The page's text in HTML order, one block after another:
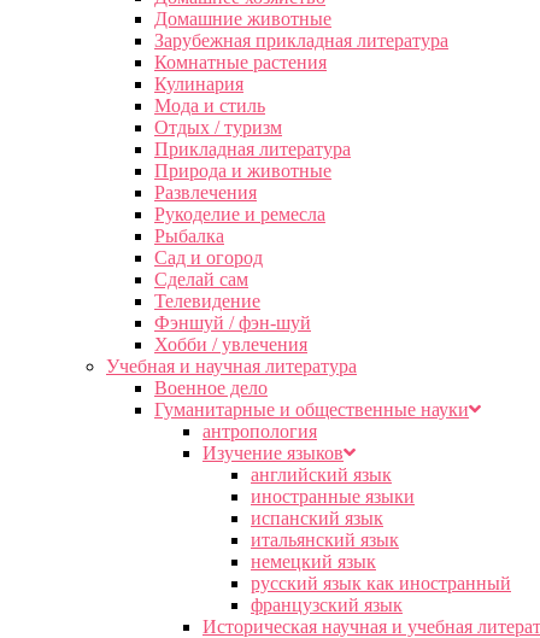
Домашние животные
Зарубежная прикладная литература
Комнатные растения
Кулинария
Мода и стиль
Отдых / туризм
Прикладная литература
Природа и животные
Развлечения
Рукоделие и ремесла
Рыбалка
Сад и огород
Сделай сам
Телевидение
Фэншуй / фэн-шуй
Хобби / увлечения
Учебная и научная литература
Военное дело
Гуманитарные и общественные науки
антропология
Изучение языков
английский язык
иностранные языки
испанский язык
итальянский язык
немецкий язык
русский язык как иностранный
французский язык
Историческая научная и учебная